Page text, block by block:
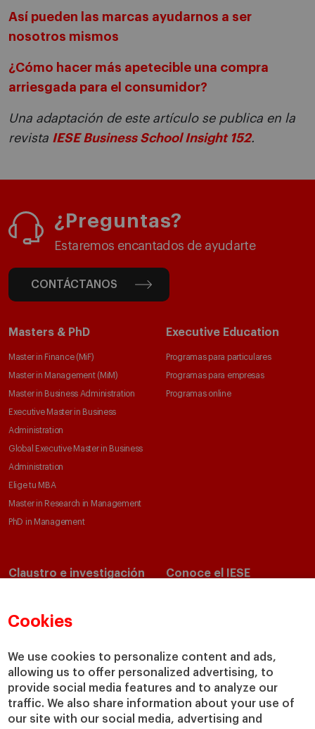
Cookies
We use cookies to personalize content and ads,
allowing us to offer personalized advertising, to
provide social media features and to analyze our
traffic. We also share information about your use of
our site with our social media, advertising and
Así pueden las marcas ayudarnos a ser
nosotros mismos
¿Cómo hacer más apetecible una compra
arriesgada para el consumidor?
Una adaptación de este artículo se publica en la
revista IESE Business School Insight 152.
¿Preguntas?
Estaremos encantados de ayudarte
CONTÁCTANOS
Masters & PhD
Master in Finance (MiF)
Master in Management (MiM)
Master in Business Administration
Executive Master in Business
Administration
Global Executive Master in Business
Administration
Elige tu MBA
Master in Research in Management
PhD in Management
Executive Education
Programas para particulares
Programas para empresas
Programas online
Claustro e investigación
Departamentos académicos
Cátedras
IESE Insight
IESE Publishing
Conoce el IESE
Nuestro impacto
Colabora con el IESE
Servicios
Biblioteca